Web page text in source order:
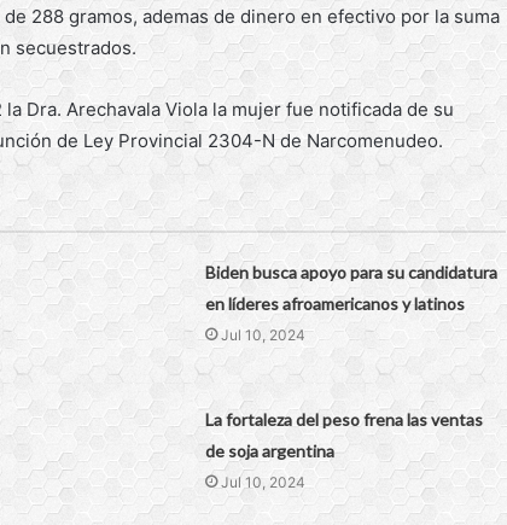
288 gramos, ademas de dinero en efectivo por la suma
secuestrados.
Dra. Arechavala Viola la mujer fue notificada de su
de Ley Provincial 2304-N de Narcomenudeo.
Biden busca apoyo para su candidatura
en líderes afroamericanos y latinos
Jul 10, 2024
La fortaleza del peso frena las ventas
de soja argentina
Jul 10, 2024